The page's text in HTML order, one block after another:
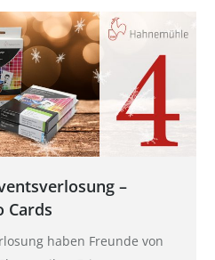
–
Cards
haben Freunde von